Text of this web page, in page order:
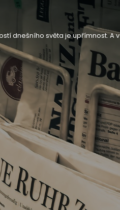
dnešního světa je upřímnost.